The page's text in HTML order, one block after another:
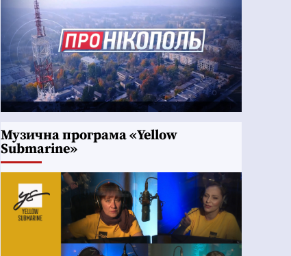
Музична програма «Yellow
Submarine»